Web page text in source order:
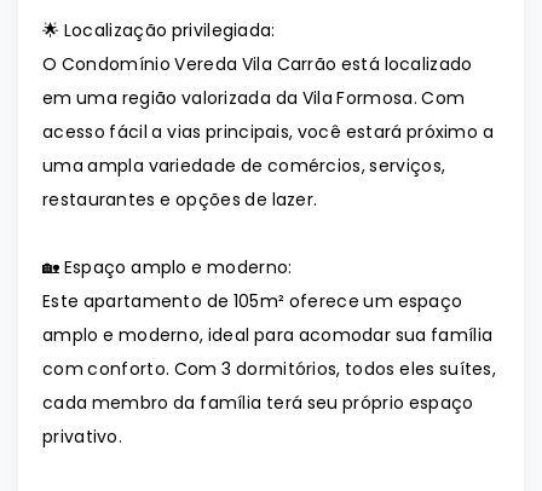
🌟 Localização privilegiada:
O Condomínio Vereda Vila Carrão está localizado
em uma região valorizada da Vila Formosa. Com
acesso fácil a vias principais, você estará próximo a
uma ampla variedade de comércios, serviços,
restaurantes e opções de lazer.
🏡 Espaço amplo e moderno:
Este apartamento de 105m² oferece um espaço
amplo e moderno, ideal para acomodar sua família
com conforto. Com 3 dormitórios, todos eles suítes,
cada membro da família terá seu próprio espaço
privativo.